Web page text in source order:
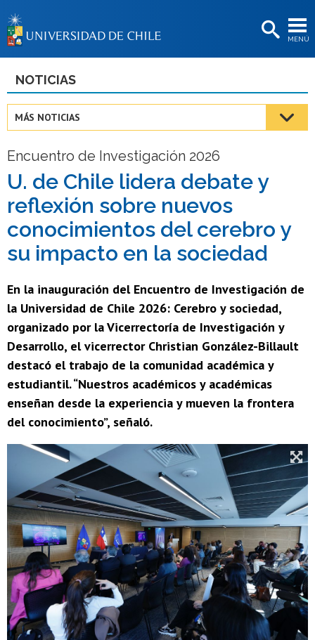
MENÚ
BIBLIOTECAS
Estudiantes
Académicas/os
Funcionarias/os
Egresadas/os
NOTICIAS
MÁS NOTICIAS
Encuentro de Investigación 2026
U. de Chile lidera debate y
reflexión sobre nuevos
conocimientos del cerebro y
su impacto en la sociedad
En la inauguración del Encuentro de Investigación de
la Universidad de Chile 2026: Cerebro y sociedad,
organizado por la Vicerrectoría de Investigación y
Desarrollo, el vicerrector Christian González-Billault
destacó el trabajo de la comunidad académica y
estudiantil. “Nuestros académicos y académicas
enseñan desde la experiencia y mueven la frontera
del conocimiento”, señaló.